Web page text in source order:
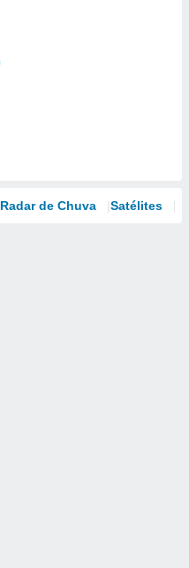
Radar de Chuva Satélites